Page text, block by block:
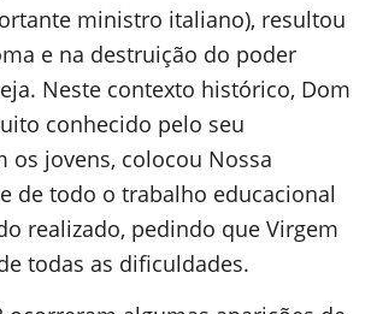
ministro italiano), resultou
e na destruição do poder
Neste contexto histórico, Dom
conhecido pelo seu
os jovens, colocou Nossa
de todo o trabalho educacional
realizado, pedindo que Virgem
todas as dificuldades.